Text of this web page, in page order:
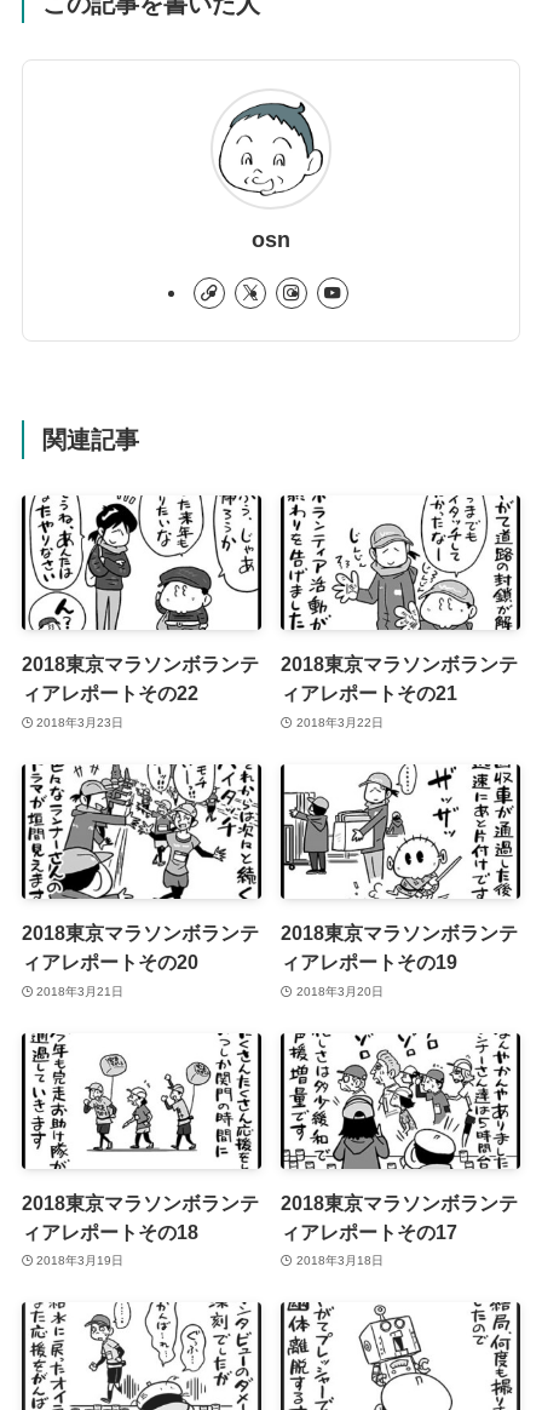
osn
関連記事
2018東京マラソンボランテ
ィアレポートその22
2018年3月23日
2018東京マラソンボランテ
ィアレポートその21
2018年3月22日
2018東京マラソンボランテ
ィアレポートその20
2018年3月21日
2018東京マラソンボランテ
ィアレポートその19
2018年3月20日
2018東京マラソンボランテ
ィアレポートその18
2018年3月19日
2018東京マラソンボランテ
ィアレポートその17
2018年3月18日